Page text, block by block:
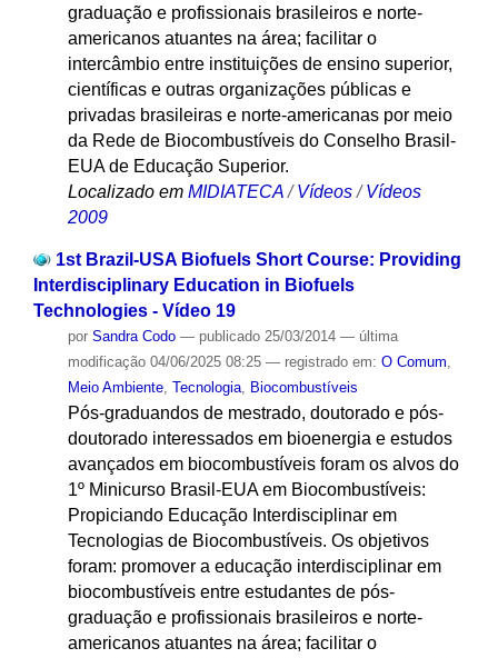
graduação e profissionais brasileiros e norte-
americanos atuantes na área; facilitar o
intercâmbio entre instituições de ensino superior,
científicas e outras organizações públicas e
privadas brasileiras e norte-americanas por meio
da Rede de Biocombustíveis do Conselho Brasil-
EUA de Educação Superior.
Localizado em MIDIATECA /Vídeos /Vídeos
2009
1st Brazil-USA Biofuels Short Course: Providing
Interdisciplinary Education in Biofuels
Technologies - Vídeo 19
por Sandra Codo — publicado25/03/2014 — última
modificação04/06/2025 08:25 — registrado em: O Comum,
Meio Ambiente, Tecnologia, Biocombustíveis
Pós-graduandos de mestrado, doutorado e pós-
doutorado interessados em bioenergia e estudos
avançados em biocombustíveis foram os alvos do
1º Minicurso Brasil-EUA em Biocombustíveis:
Propiciando Educação Interdisciplinar em
Tecnologias de Biocombustíveis. Os objetivos
foram: promover a educação interdisciplinar em
biocombustíveis entre estudantes de pós-
graduação e profissionais brasileiros e norte-
americanos atuantes na área; facilitar o